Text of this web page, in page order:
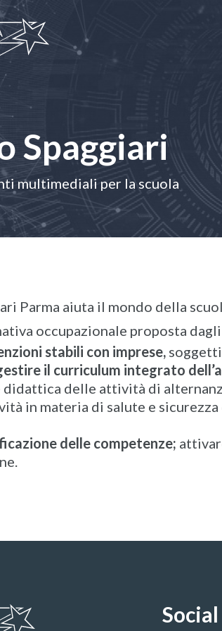
Spaggiari
multimediali per la scuola
Parma aiuta il mondo della
occupazionale proposta
stabili con imprese,
il curriculum integrato
delle attività di
in materia di salute e
delle competenze;